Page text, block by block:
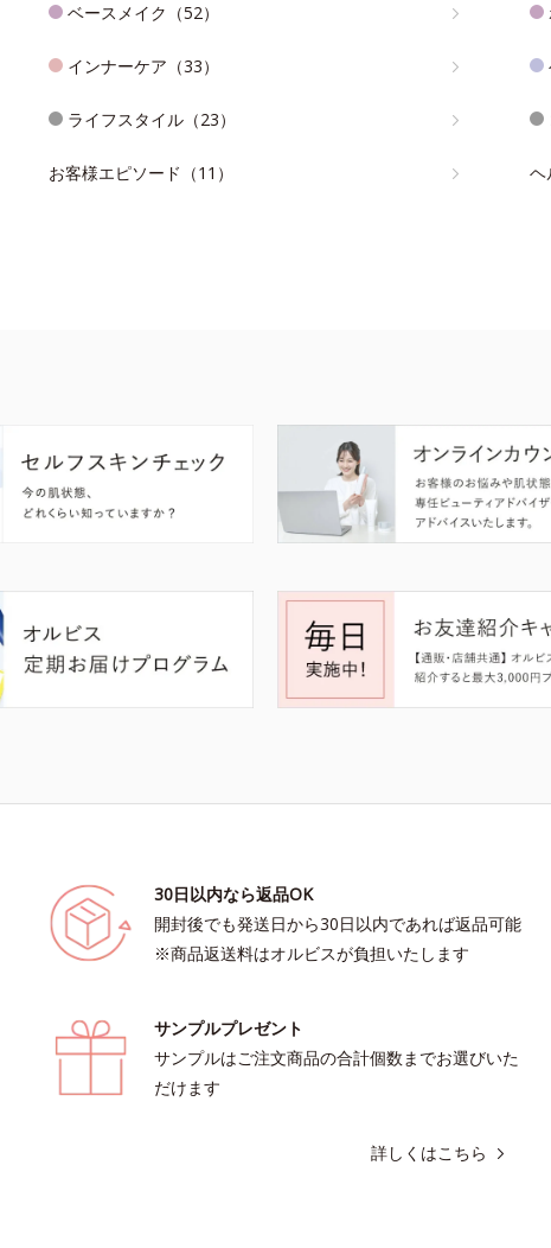
ベースメイク（52）
インナーケア（33）
ライフスタイル（23）
お客様エピソード（11） ヘ
30日以内なら返品OK
開封後でも発送日から30日以内であれば返品可能
※商品返送料はオルビスが負担いたします
サンプルプレゼント
サンプルはご注文商品の合計個数までお選びいた
だけます
詳しくはこちら